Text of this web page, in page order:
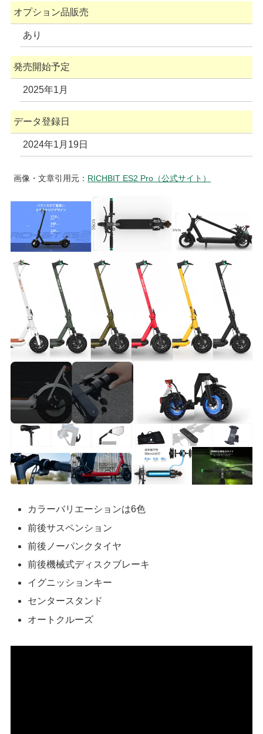
オプション品販売
あり
発売開始予定
2025年1月
データ登録日
2024年1月19日
画像・文章引用元： RICHBIT ES2 Pro（公式サイト）
カラーバリエーションは6色
前後サスペンション
前後ノーパンクタイヤ
前後機械式ディスクブレーキ
イグニッションキー
センタースタンド
オートクルーズ